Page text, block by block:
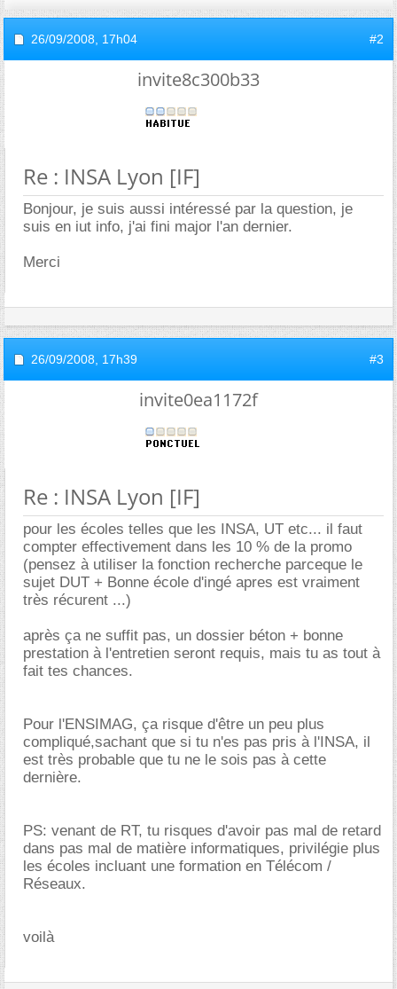
26/09/2008, 17h04 #2
invite8c300b33
Re : INSA Lyon [IF]
Bonjour, je suis aussi intéressé par la question, je
suis en iut info, j'ai fini major l'an dernier.
Merci
26/09/2008, 17h39 #3
invite0ea1172f
Re : INSA Lyon [IF]
pour les écoles telles que les INSA, UT etc... il faut
compter effectivement dans les 10 % de la promo
(pensez à utiliser la fonction recherche parceque le
sujet DUT + Bonne école d'ingé apres est vraiment
très récurent ...)
après ça ne suffit pas, un dossier béton + bonne
prestation à l'entretien seront requis, mais tu as tout à
fait tes chances.
Pour l'ENSIMAG, ça risque d'être un peu plus
compliqué,sachant que si tu n'es pas pris à l'INSA, il
est très probable que tu ne le sois pas à cette
dernière.
PS: venant de RT, tu risques d'avoir pas mal de retard
dans pas mal de matière informatiques, privilégie plus
les écoles incluant une formation en Télécom /
Réseaux.
voilà